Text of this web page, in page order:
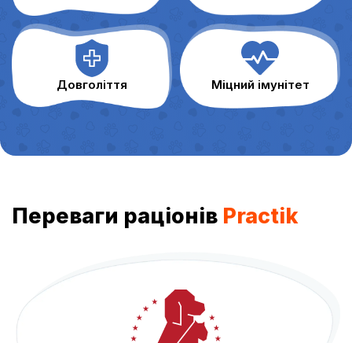
Довголіття Міцний імунітет
Переваги раціонів Practik